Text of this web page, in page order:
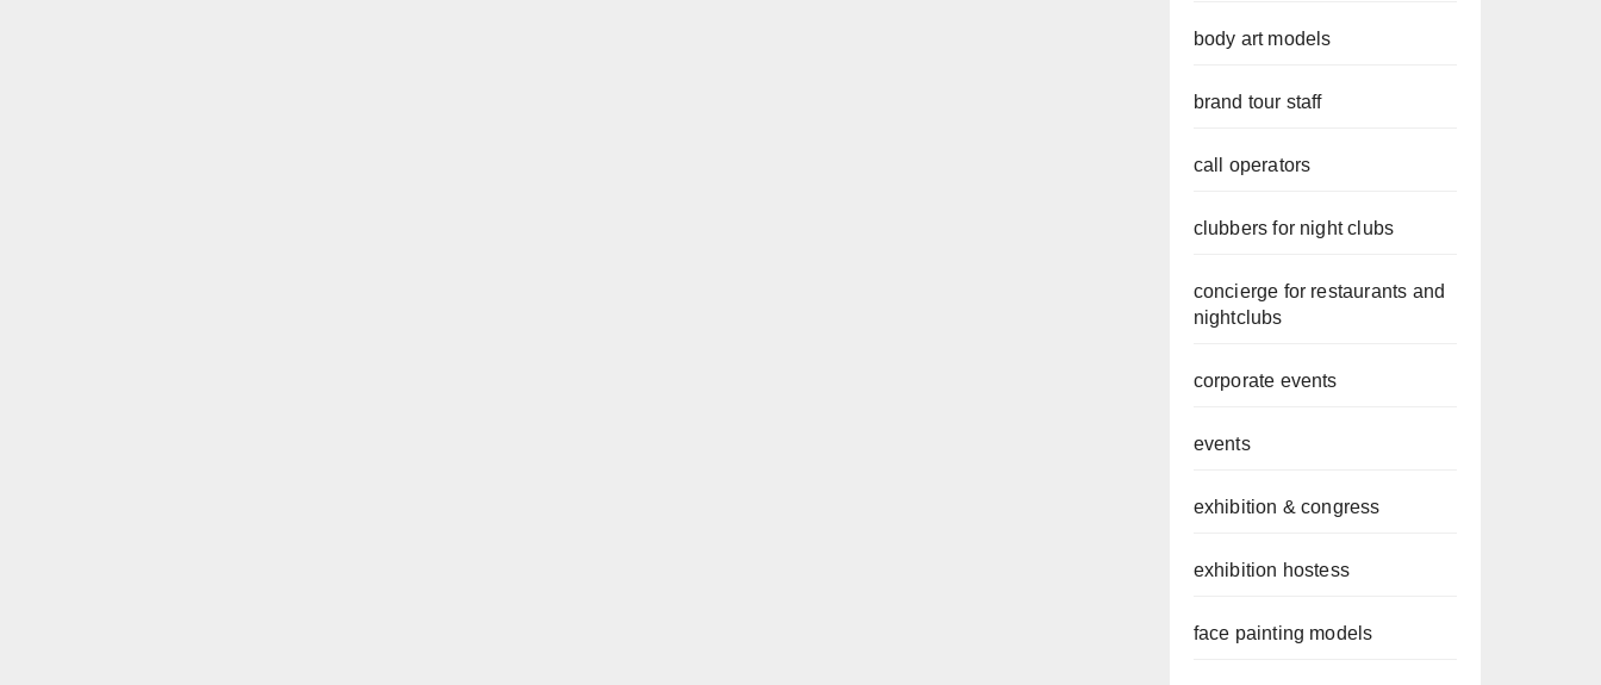
body art models
brand tour staff
call operators
clubbers for night clubs
concierge for restaurants and
nightclubs
corporate events
events
exhibition & congress
exhibition hostess
face painting models